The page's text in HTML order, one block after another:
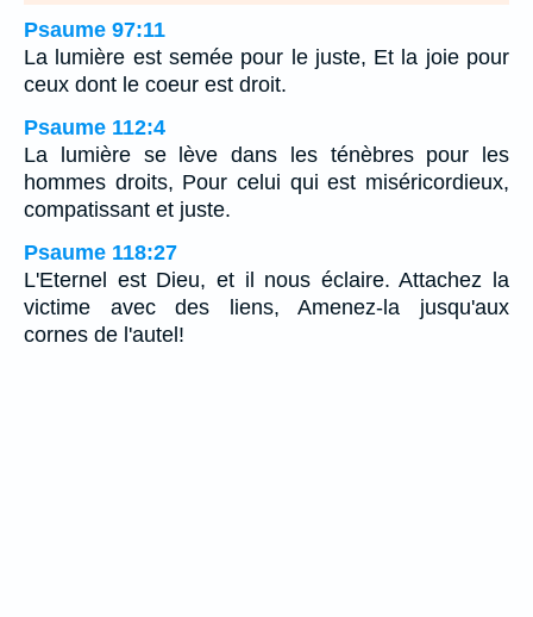
Psaume 97:11
La lumière est semée pour le juste, Et la joie pour
ceux dont le coeur est droit.
Psaume 112:4
La lumière se lève dans les ténèbres pour les
hommes droits, Pour celui qui est miséricordieux,
compatissant et juste.
Psaume 118:27
L'Eternel est Dieu, et il nous éclaire. Attachez la
victime avec des liens, Amenez-la jusqu'aux
cornes de l'autel!